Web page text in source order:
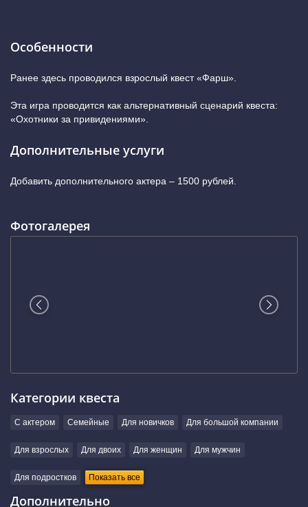
Особенности
Ранее здесь проводился взрослый квест «Фарш».
Эта игра проводится как альтернативный сценарий квеста:
«Охотники за привидениями».
Дополнительные услуги
Добавить дополнительного актера – 1500 рублей.
Фотогалерея
Категории квеста
С актером Семейные Для новичков Для большой компании
Для взрослых Для двоих Для женщин Для мужчин
Для подростков Показать все
Дополнительно